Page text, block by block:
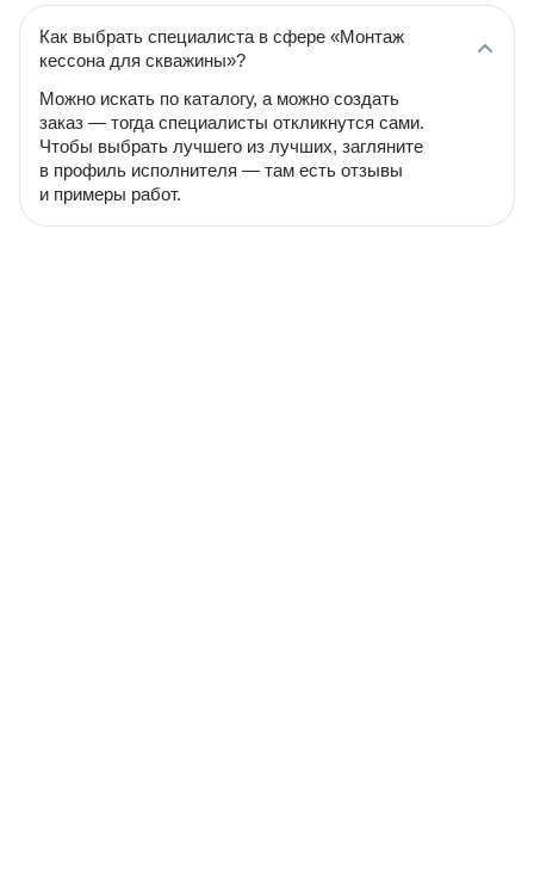
Как выбрать специалиста в сфере «Монтаж
кессона для скважины»?
Можно искать по каталогу, а можно создать
заказ — тогда специалисты откликнутся сами.
Чтобы выбрать лучшего из лучших, загляните
в профиль исполнителя — там есть отзывы
и примеры работ.